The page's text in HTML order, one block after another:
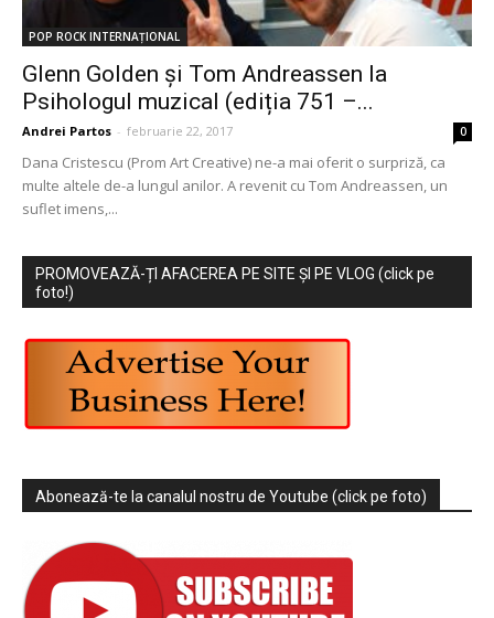
POP ROCK INTERNAȚIONAL
Glenn Golden și Tom Andreassen la
Psihologul muzical (ediția 751 –...
Andrei Partos - februarie 22, 2017 0
Dana Cristescu (Prom Art Creative) ne-a mai oferit o surpriză, ca
multe altele de-a lungul anilor. A revenit cu Tom Andreassen, un
suflet imens,...
PROMOVEAZĂ-ȚI AFACEREA PE SITE ȘI PE VLOG (click pe
foto!)
Abonează-te la canalul nostru de Youtube (click pe foto)